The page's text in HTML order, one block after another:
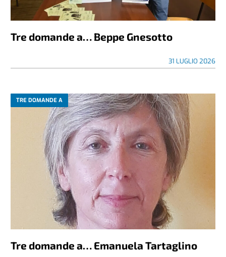
Tre domande a… Beppe Gnesotto
31 LUGLIO 2026
TRE DOMANDE A
Tre domande a… Emanuela Tartaglino